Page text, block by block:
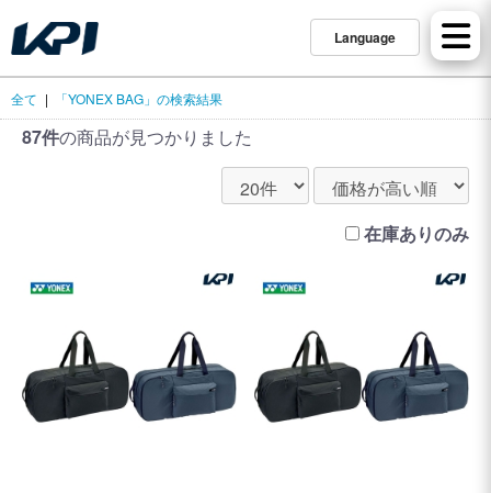
Language
全て | 「YONEX BAG」の検索結果
87件の商品が見つかりました
在庫ありのみ